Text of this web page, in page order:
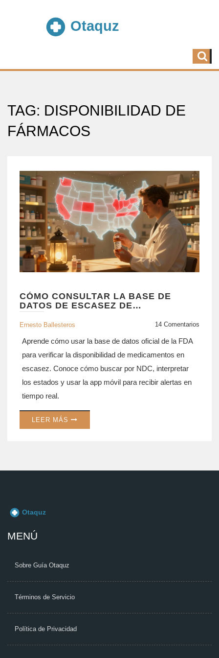
TAG: DISPONIBILIDAD DE
FÁRMACOS
CÓMO CONSULTAR LA BASE DE
DATOS DE ESCASEZ DE
MEDICAMENTOS DE LA FDA
Ernesto Ballesteros 14 Comentarios
Aprende cómo usar la base de datos oficial de la FDA
para verificar la disponibilidad de medicamentos en
escasez. Conoce cómo buscar por NDC, interpretar
los estados y usar la app móvil para recibir alertas en
tiempo real.
LEER MÁS
MENÚ
Sobre Guía Otaquz
Términos de Servicio
Política de Privacidad